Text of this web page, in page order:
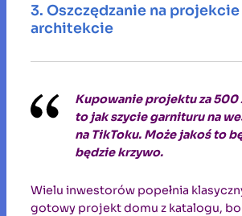
3. Oszczędzanie na projekcie
architekcie
Kupowanie projektu za 500
to jak szycie garnituru na
na TikToku. Może jakoś to
będzie krzywo.
Wielu inwestorów popełnia
gotowy projekt domu z katalogu, bo